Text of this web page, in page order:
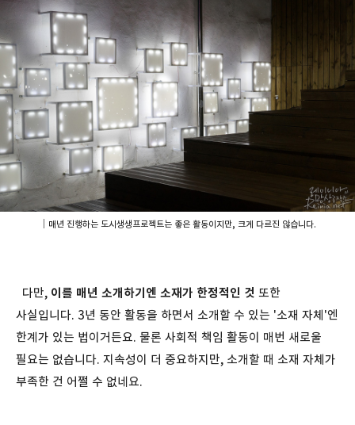
｜매년 진행하는 도시생생프로젝트는 좋은 활동이지만, 크게 다르진 않습니다.
다만, 이를 매년 소개하기엔 소재가 한정적인 것 또한
사실입니다. 3년 동안 활동을 하면서 소개할 수 있는 '소재 자체'엔
한계가 있는 법이거든요. 물론 사회적 책임 활동이 매번 새로울
필요는 없습니다. 지속성이 더 중요하지만, 소개할 때 소재 자체가
부족한 건 어쩔 수 없네요.